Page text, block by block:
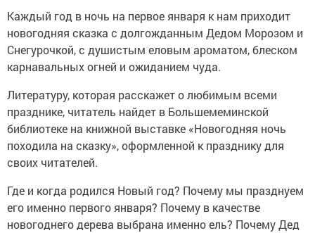
Каждый год в ночь на первое января к нам приходит
новогодняя сказка с долгожданным Дедом Морозом и
Снегурочкой, с душистым еловым ароматом, блеском
карнавальных огней и ожиданием чуда.
Литературу, которая расскажет о любимым всеми
празднике, читатель найдет в Большемеминской
библиотеке на книжной выставке «Новогодняя ночь
походила на сказку», оформленной к празднику для
своих читателей.
Где и когда родился Новый год? Почему мы празднуем
его именно первого января? Почему в качестве
новогоднего дерева выбрана именно ель? Почему Дед